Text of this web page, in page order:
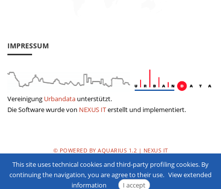
IMPRESSUM
Vereinigung Urbandata unterstützt.
Die Software wurde von NEXUS ITerstellt und implementiert.
© POWERED BY AQUARIUS 1.2 | NEXUS IT
DATENSCHUTZERKLÄRUNG
This site uses technical cookies and third-party profiling cookies. By
continuing the navigation, you are agree to their use. View extended
information
I accept